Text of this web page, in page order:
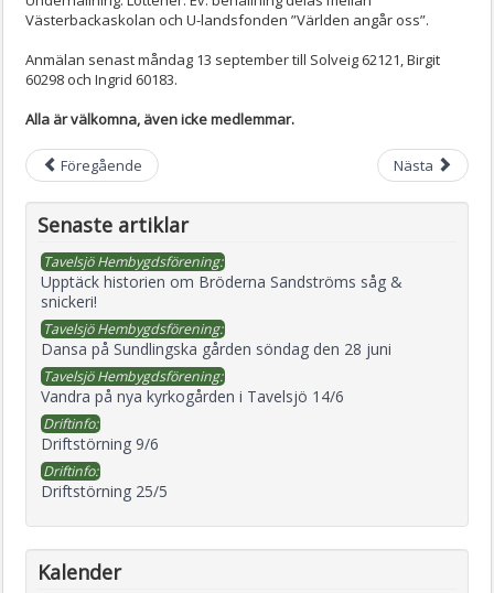
Västerbackaskolan och U-landsfonden ”Världen angår oss”.
Anmälan senast måndag 13 september till Solveig 62121, Birgit
60298 och Ingrid 60183.
Alla är välkomna, även icke medlemmar.
Föregående Nästa
Senaste artiklar
Tavelsjö Hembygdsförening:
Upptäck historien om Bröderna Sandströms såg &
snickeri!
Tavelsjö Hembygdsförening:
Dansa på Sundlingska gården söndag den 28 juni
Tavelsjö Hembygdsförening:
Vandra på nya kyrkogården i Tavelsjö 14/6
Driftinfo:
Driftstörning 9/6
Driftinfo:
Driftstörning 25/5
Kalender